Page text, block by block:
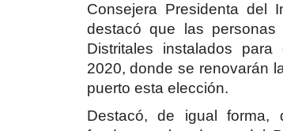
Consejera Presidenta del
destacó que las
Distritales instalados
2020, donde se renovarán
puerto esta elección.
Destacó, de igual